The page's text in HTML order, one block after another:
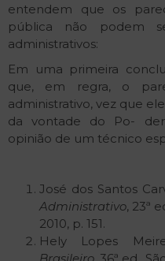
entendem que os
pública não podem
administrativos:
Em uma primeira
que, em regra, o
administrativo, vez que
da vontade do Po-
opinião de um técnico
José dos Santos
Administrativo, 23ª
2010, p. 151.
Hely Lopes